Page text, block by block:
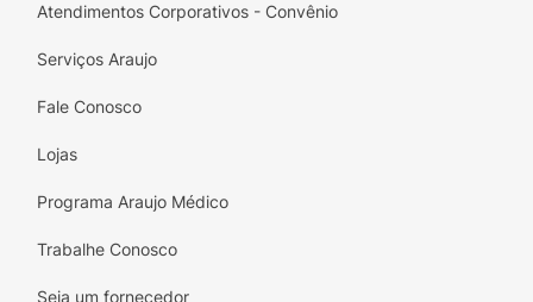
Atendimentos Corporativos - Convênio
Serviços Araujo
Fale Conosco
Lojas
Programa Araujo Médico
Trabalhe Conosco
Seja um fornecedor